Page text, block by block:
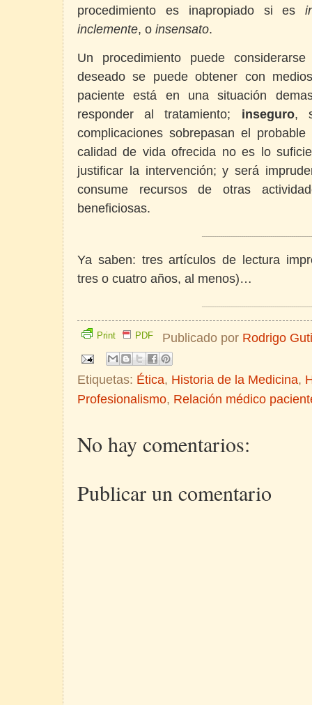
procedimiento es inapropiado si es
inclemente, o insensato.
Un procedimiento puede
deseado se puede obtener con
paciente está en una situación
responder al tratamiento; inseguro,
complicaciones sobrepasan el
calidad de vida ofrecida no es lo
justificar la intervención; y será
consume recursos de otras
beneficiosas.
Ya saben: tres artículos de lectura
tres o cuatro años, al menos)…
Print PDF Publicado por Rodrigo
Etiquetas: Ética, Historia de la Medicina,
Profesionalismo, Relación médico
No hay comentarios:
Publicar un comentario